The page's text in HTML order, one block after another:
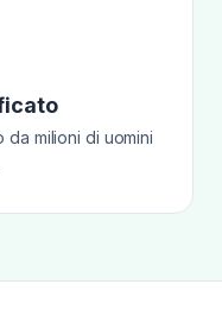
da milioni di uomini